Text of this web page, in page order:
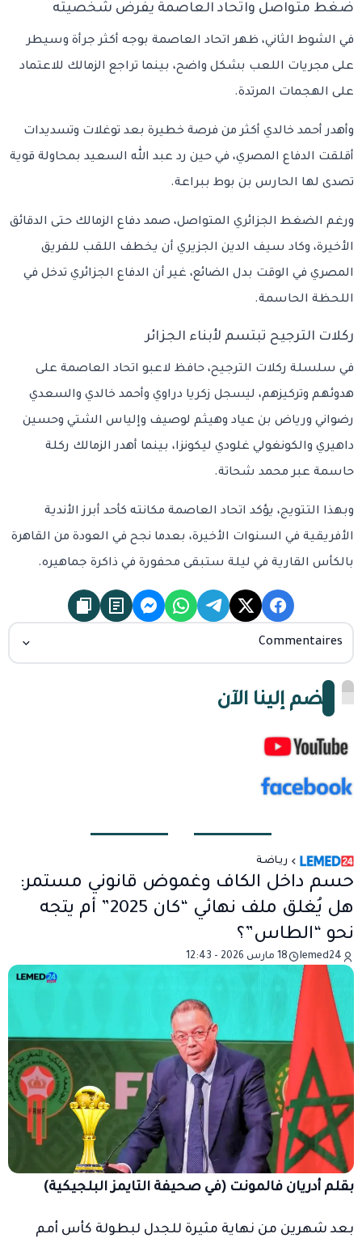
ضغط متواصل واتحاد العاصمة يفرض شخصيته
في الشوط الثاني، ظهر اتحاد العاصمة بوجه أكثر جرأة وسيطر
على مجريات اللعب بشكل واضح، بينما تراجع الزمالك للاعتماد
على الهجمات المرتدة.
وأهدر أحمد خالدي أكثر من فرصة خطيرة بعد توغلات وتسديدات
أقلقت الدفاع المصري، في حين رد عبد الله السعيد بمحاولة قوية
تصدى لها الحارس بن بوط ببراعة.
ورغم الضغط الجزائري المتواصل، صمد دفاع الزمالك حتى الدقائق
الأخيرة، وكاد سيف الدين الجزيري أن يخطف اللقب للفريق
المصري في الوقت بدل الضائع، غير أن الدفاع الجزائري تدخل في
اللحظة الحاسمة.
ركلات الترجيح تبتسم لأبناء الجزائر
في سلسلة ركلات الترجيح، حافظ لاعبو اتحاد العاصمة على
هدوئهم وتركيزهم، ليسجل زكريا دراوي وأحمد خالدي والسعدي
رضواني ورياض بن عياد وهيثم لوصيف وإلياس الشتي وحسين
داهيري والكونغولي غلودي ليكونزا، بينما أهدر الزمالك ركلة
حاسمة عبر محمد شحاتة.
وبهذا التتويج، يؤكد اتحاد العاصمة مكانته كأحد أبرز الأندية
الأفريقية في السنوات الأخيرة، بعدما نجح في العودة من القاهرة
بالكأس القارية في ليلة ستبقى محفورة في ذاكرة جماهيره.
Commentaires
انضم إلينا الآن
ريـاضـة
حسم داخل الكاف وغموض قانوني مستمر:
هل يُغلق ملف نهائي “كان 2025” أم يتجه
نحو “الطاس”؟
lemed24 18 مارس 2026 - 12:43
بقلم أدريان فالمونت (في صحيفة التايمز البلجيكية)
بعد شهرين من نهاية مثيرة للجدل لبطولة كأس أمم